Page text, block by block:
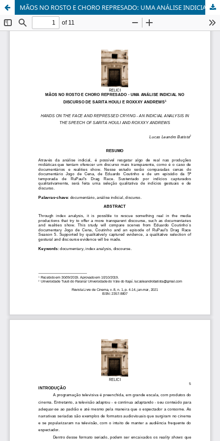
MÃOS NO ROSTO E CHORO REPRESADO: UMA ANÁLISE INDICIAL NO DISCURSO DE SARITA HOULI E ROXXXY ANDREWS